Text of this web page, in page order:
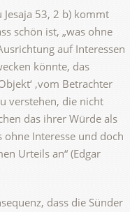
Jesaja 53, 2 b) kommt
schön ist, „was ohne
auf Interessen
könnte, das
‚vom Betrachter
verstehen, die nicht
das ihrer Würde als
ohne Interesse und doch
Urteils an“ (Edgar
dass die Sünder